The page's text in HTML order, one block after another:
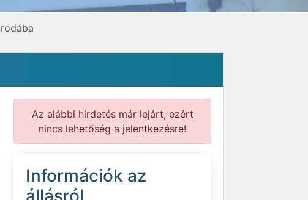
Az alábbi hirdetés már lejárt, ezért
nincs lehetőség a jelentkezésre!
Információk az
állásról